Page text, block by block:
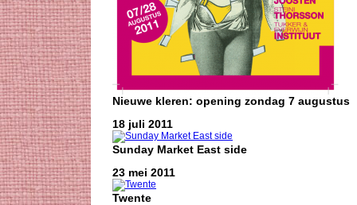
Nieuwe kleren: opening zondag 7 augustus
18 juli 2011
Sunday Market East side
23 mei 2011
Twente